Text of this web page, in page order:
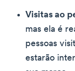
Visitas ao
mas ela é
pessoas
estarão